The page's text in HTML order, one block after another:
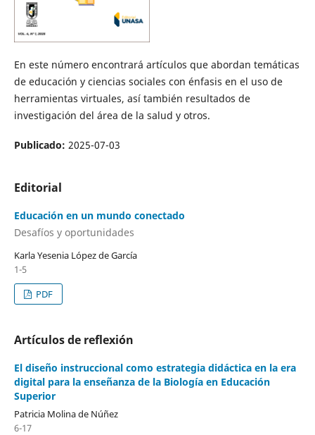
En este número encontrará artículos que abordan temáticas
de educación y ciencias sociales con énfasis en el uso de
herramientas virtuales, así también resultados de
investigación del área de la salud y otros.
Publicado: 2025-07-03
Editorial
Educación en un mundo conectado
Desafíos y oportunidades
Karla Yesenia López de García
1-5
PDF
Artículos de reflexión
El diseño instruccional como estrategia didáctica en la era
digital para la enseñanza de la Biología en Educación
Superior
Patricia Molina de Núñez
6-17